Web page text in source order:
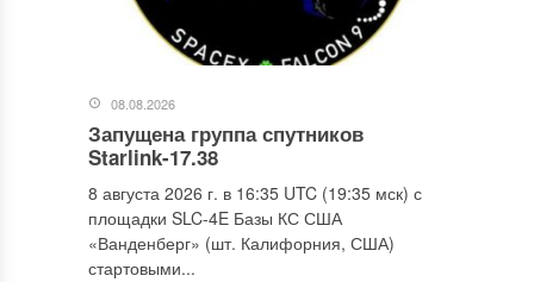
08.08.2026
Запущена группа спутников
Starlink-17.38
8 августа 2026 г. в 16:35 UTC (19:35 мск) с
площадки SLC-4E Базы КС США
«Ванденберг» (шт. Калифорния, США)
стартовыми...